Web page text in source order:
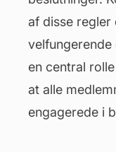
af disse regler
velfungerende
en central
at alle
engagerede i